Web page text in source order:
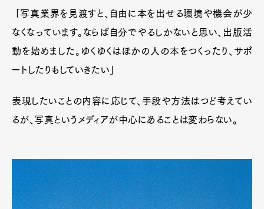
「写真業界を見渡すと、自由に本を出せる環境や機会が少
なくなっています。ならば自分でやるしかないと思い、出版活
動を始めました。ゆくゆくはほかの人の本をつくったり、サポ
ートしたりもしていきたい」
表現したいことの内容に応じて、手段や方法はつど考えてい
るが、写真というメディアが中心にあることは変わらない。